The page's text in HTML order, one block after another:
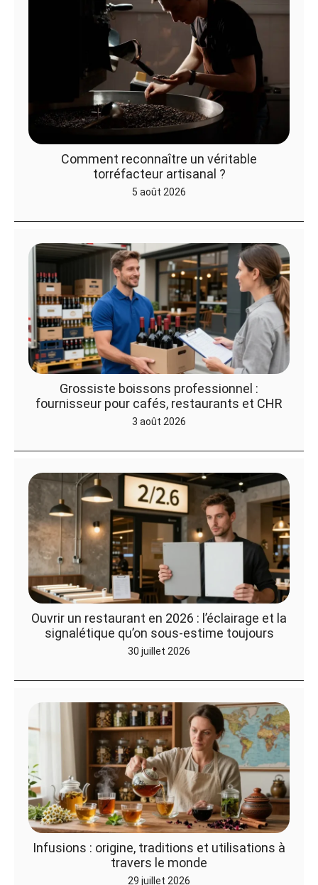
Comment reconnaître un véritable
torréfacteur artisanal ?
5 août 2026
Grossiste boissons professionnel :
fournisseur pour cafés, restaurants et CHR
3 août 2026
Ouvrir un restaurant en 2026 : l’éclairage et la
signalétique qu’on sous-estime toujours
30 juillet 2026
Infusions : origine, traditions et utilisations à
travers le monde
29 juillet 2026